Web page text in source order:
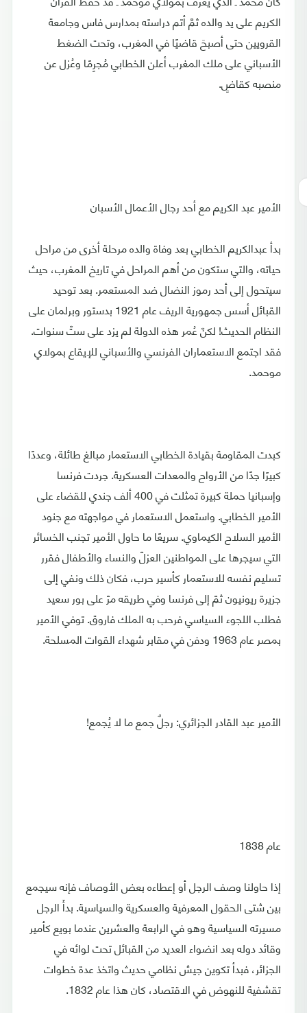
الكريم على يد والده ثمَّ أتم دراسته بمدارس فاس وجامعة
القرويين حتى أصبحَ قاضيًا في المغرب، وتحت الضغط
الأسباني على ملك المغرب أعلن الخطابي مُجرِمًا وعُزل عن
منصبه كقاضٍ.
الأمير عبد الكريم مع أحد رجال الأعمال الأسبان
بدأ عبدالكريم الخطابي بعد وفاة والده مرحلة أخرى من مراحل
حياته، والتي ستكون من أهم المراحل في تاريخ المغرب، حيث
سيتحول إلى أحد رموز النضال ضد المستعمر. بعد توحيد
القبائل أسس جمهورية الريف عام 1921 بدستور وبرلمان على
النظام الحديث! لكنّ عُمر هذه الدولة لم يزد على ستّ سنوات.
فقد اجتمع الاستعماران الفرنسي والأسباني للإيقاع بمولاي
موحمد.
كبدت المقاومة بقيادة الخطابي الاستعمار مبالغ طائلة، وعددًا
كبيرًا جدًا من الأرواح والمعدات العسكرية. جردت فرنسا
وإسبانيا حملة كبيرة تمثلت في 400 ألف جندي للقضاء على
الأمير الخطابي. واستعمل الاستعمار في مواجهته مع جنود
الأمير السلاح الكيماوي. سريعًا ما حاول الأمير تجنب الخسائر
التي سيجرها على المواطنين العزلّ والنساء والأطفال فقرر
تسليم نفسه للاستعمار كأسير حرب، فكان ذلك ونفي إلى
جزيرة ريونيون ثمّ إلى فرنسا وفي طريقه مرّ على بور سعيد
فطلب اللجوء السياسي فرحب به الملك فاروق. توفي الأمير
بمصر عام 1963 ودفن في مقابر شهداء القوات المسلحة.
الأمير عبد القادر الجزائري: رجلٌ جمع ما لا يُجمع!
عام 1838
إذا حاولنا وصف الرجل أو إعطاءه بعض الأوصاف فإنه سيجمع
بين شتى الحقول المعرفية والعسكرية والسياسية. بدأَ الرجل
مسيرته السياسية وهو في الرابعة والعشرين عندما بويع كأمير
وقائد دوله بعد انضواء العديد من القبائل تحت لوائه في
الجزائر، فبدأ تكوين جيش نظامي حديث واتخذ عدة خطوات
تقشفية للنهوض في الاقتصاد، كان هذا عام 1832.